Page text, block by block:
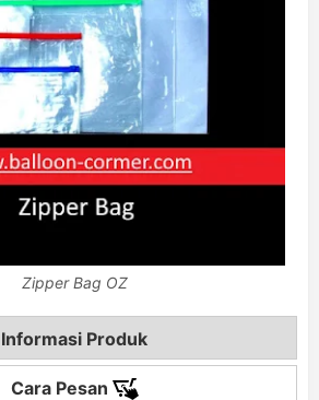
Zipper Bag OZ
Informasi Produk
Cara Pesan